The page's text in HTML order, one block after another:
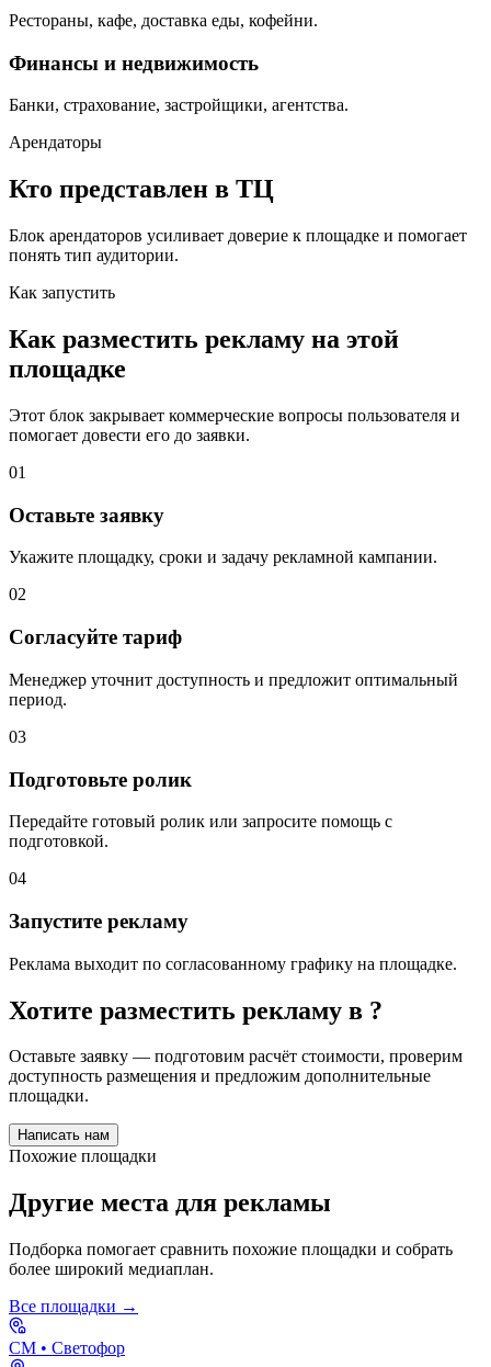
Рестораны, кафе, доставка еды, кофейни.
Финансы и недвижимость
Банки, страхование, застройщики, агентства.
Арендаторы
Кто представлен в ТЦ
Блок арендаторов усиливает доверие к площадке и помогает
понять тип аудитории.
Как запустить
Как разместить рекламу на этой
площадке
Этот блок закрывает коммерческие вопросы пользователя и
помогает довести его до заявки.
01
Оставьте заявку
Укажите площадку, сроки и задачу рекламной кампании.
02
Согласуйте тариф
Менеджер уточнит доступность и предложит оптимальный
период.
03
Подготовьте ролик
Передайте готовый ролик или запросите помощь с
подготовкой.
04
Запустите рекламу
Реклама выходит по согласованному графику на площадке.
Хотите разместить рекламу в ?
Оставьте заявку — подготовим расчёт стоимости, проверим
доступность размещения и предложим дополнительные
площадки.
Написать нам
Похожие площадки
Другие места для рекламы
Подборка помогает сравнить похожие площадки и собрать
более широкий медиаплан.
Все площадки →
СМ • Светофор